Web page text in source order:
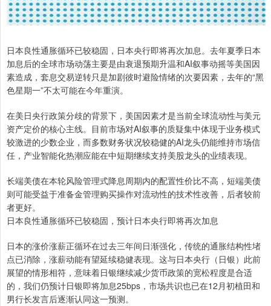
日本良性通胀循环已较稳固，日本央行即将再次加息。去年夏季日本
加息后的全球市场动荡主要是由衰退预期升温和AI叙事动摇等美国因
素造成，套息交易逆转只是加剧彼时避险情绪的次要因素，去年的“黑
色星期一”不太可能在今年重演。
在美日央行政策分歧的背景下，美国因素才是当前全球流动性与美元
资产定价的核心主线。目前市场对AI叙事的质疑集中体现于业务模式
较激进的少数企业，而多数财务状况较稳健的AI龙头仍能维持市场信
任，产业智能化热潮应能在中短期继续支持美股龙头的业绩表现。
长端美债在本轮风险管理式降息周期内的配置性价比不高，短端美债
则可能受益于准备金管理购买操作对流动性的技术性改善，后者较前
者更好。
日本良性通胀循环已较稳固，预计日本央行即将再次加息
日本的涨价涨薪正循环在过去三年间日渐强化，传统的通胀结构性堵
点已消除，涨薪动能有望延续稳健表现。这与日本央行（日银）此前
展望的情形相符，意味着日银继续减少货币政策的宽松程度是合适
的，我们仍预计日银即将加息25bps，市场共识也已在12月初植田和
男行长发言后逐渐认同这一预测。